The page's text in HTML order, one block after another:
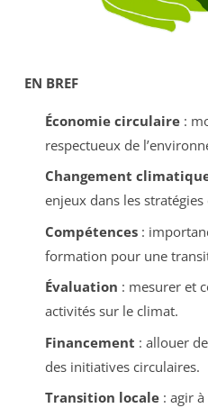
EN BREF
Économie circulaire:
respectueux de
Changement
enjeux dans les
Compétences:
formation pour une
Évaluation : mesurer et
activités sur le climat.
Financement : allouer
des initiatives circulaires.
Transition locale: agir à